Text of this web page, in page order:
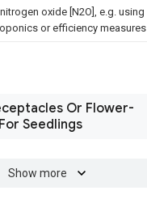
oxide [N2O], e.g. using
or efficiency measures
Or Flower-
Seedlings
Show more